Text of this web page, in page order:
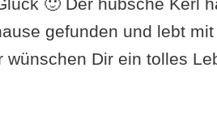
gefunden und lebt
wünschen Dir ein tolles